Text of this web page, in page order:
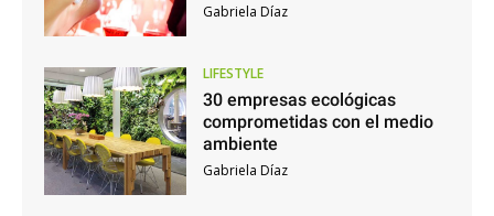
Gabriela Díaz
LIFESTYLE
30 empresas ecológicas
comprometidas con el medio
ambiente
Gabriela Díaz